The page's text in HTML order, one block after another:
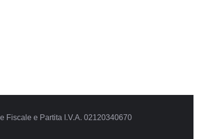
Fiscale e Partita I.V.A. 02120340670